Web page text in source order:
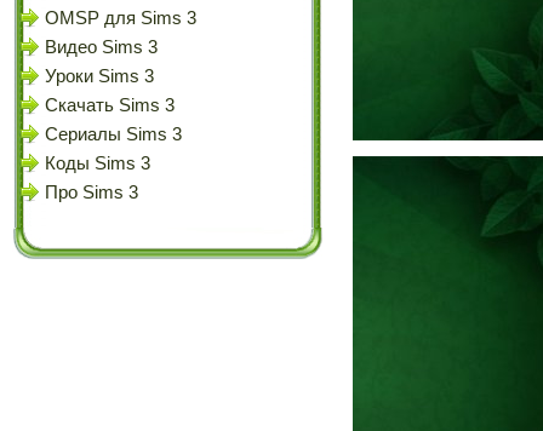
OMSP для Sims 3
Видео Sims 3
Уроки Sims 3
Скачать Sims 3
Сериалы Sims 3
Коды Sims 3
Про Sims 3